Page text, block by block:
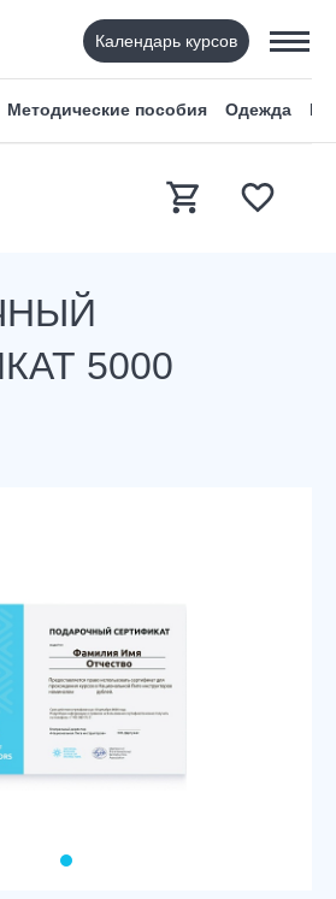
Календарь курсов
Методические пособия Одежда
5000